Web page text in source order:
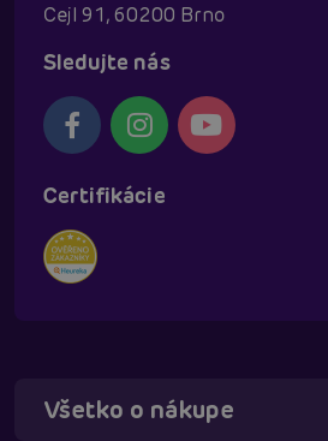
Cejl 91, 60200 Brno
Sledujte nás
Certifikácie
Všetko o nákupe
Táňa - virtuálna asistentka